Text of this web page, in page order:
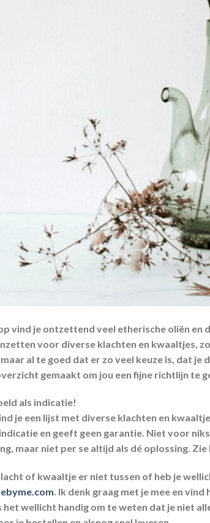
vind je ontzettend veel etherische oliën
voor diverse klachten en kwaaltjes,
al te goed dat er zo veel keuze is, dat
gemaakt om jou een fijne richtlijn te
als indicatie!
je een lijst met diverse klachten en
en geeft geen garantie. Niet voor
maar niet per se altijd als dé oplossing.
of kwaaltje er niet tussen of heb je
. Ik denk graag met je mee en
het wellicht handig om te weten dat je niet